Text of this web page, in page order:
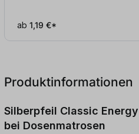
ab 1,19 €*
Produktinformationen
Silberpfeil Classic
bei Dosenmatrosen